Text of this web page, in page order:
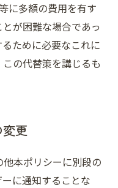
に多額の費用を有す
が困難な場合であっ
ために必要なこれに
の代替策を講じるも
更
本ポリシーに別段の
に通知することな